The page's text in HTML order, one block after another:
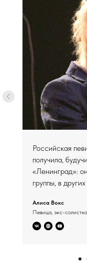
Российская
получила,
«Ленинград»:
группы, в
Алиса Вокс
Певица, экс-